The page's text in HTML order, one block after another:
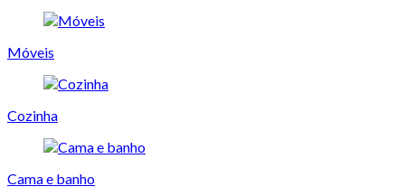
Móveis
Cozinha
Cama e banho